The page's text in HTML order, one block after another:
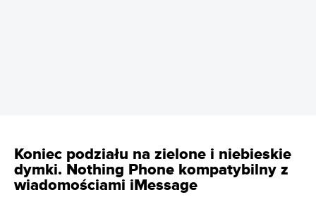
Koniec podziału na zielone i niebieskie
dymki. Nothing Phone kompatybilny z
wiadomościami iMessage